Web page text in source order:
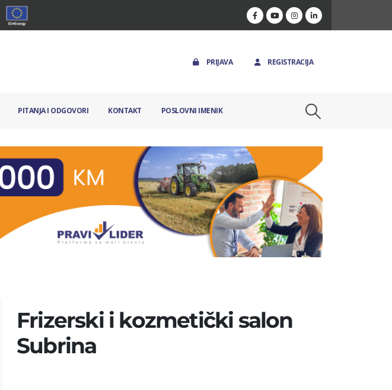
PRIJAVA REGISTRACIJA
PITANJA I ODGOVORI KONTAKT POSLOVNI IMENIK
Frizerski i kozmetički salon
Subrina